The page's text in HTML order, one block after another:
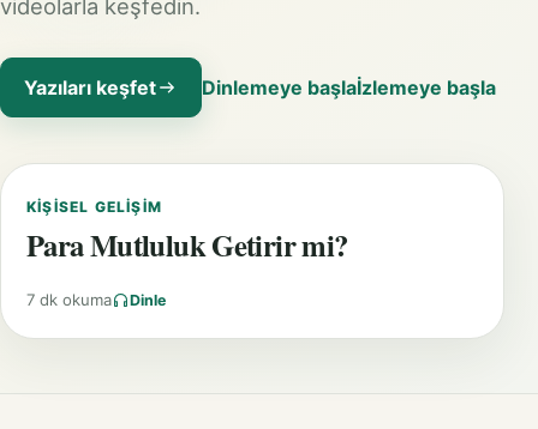
videolarla keşfedin.
Yazıları keşfet Dinlemeye başlaİzlemeye başla
KIŞISEL GELIŞIM
Para Mutluluk Getirir mi?
7 dk okuma Dinle